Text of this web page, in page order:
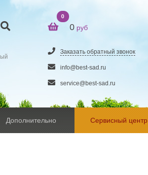
0
0 руб
Заказать обратный звонок
info@best-sad.ru
service@best-sad.ru
Дополнительно Сервисный центр